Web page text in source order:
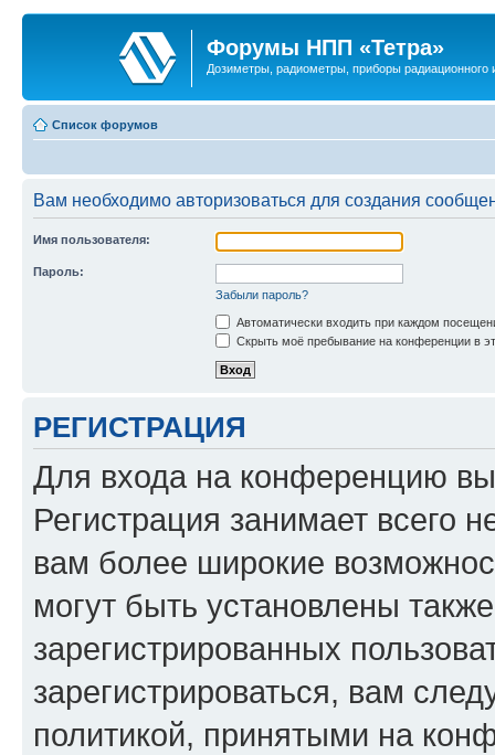
Форумы НПП «Тетра»
Дозиметры, радиометры, приборы радиационного
Список форумов
Вам необходимо авторизоваться для создания
Имя пользователя:
Пароль:
Забыли пароль?
Автоматически входить при каждом
Скрыть моё пребывание на конференции в
РЕГИСТРАЦИЯ
Для входа на конференцию
Регистрация занимает всего
вам более широкие
могут быть установлены
зарегистрированных
зарегистрироваться, вам
политикой, принятыми на